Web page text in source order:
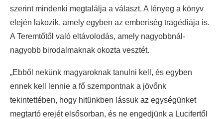
szerint mindenki megtalálja a választ. A lényeg a könyv
elején lakozik, amely egyben az emberiség tragédiája is.
A Teremtőtől való eltávolodás, amely nagyobbnál-
nagyobb birodalmaknak okozta vesztét.
„Ebből nekünk magyaroknak tanulni kell, és egyben
ennek kell lennie a fő szempontnak a jövőnk
tekintettében, hogy hitünkben lássuk az egységünket
megtartó erejét elsősorban, és ne engedjünk a Lucifertől